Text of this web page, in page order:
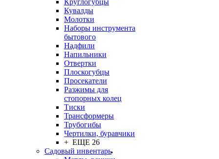
Круглогубцы
Кувалды
Молотки
Наборы инструмента
бытового
Надфили
Напильники
Отвертки
Плоскогубцы
Просекатели
Разжимы для
стопорных колец
Тиски
Трансформеры
Трубогибы
Чертилки, буравчики
+ ЕЩЕ 26
Садовый инвентарь